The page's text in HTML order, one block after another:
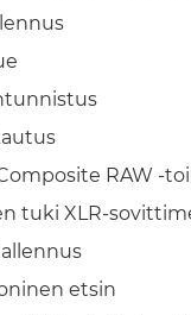
RAW -
tuki XLR-
etsin